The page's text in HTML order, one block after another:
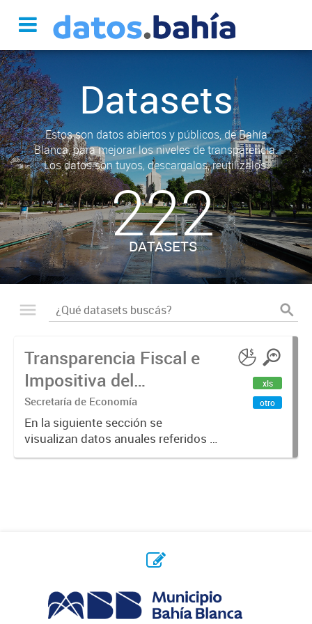
Datasets
Estos son datos abiertos y públicos, de Bahía
Blanca, para mejorar los niveles de transparencia.
Los datos son tuyos, descargalos, reutilizalos.
222
DATASETS
Transparencia Fiscal e
Impositiva del
Municipio. Año 2023
Secretaría de Economía
En la siguiente sección se
visualizan datos anuales referidos a
la transparencia fiscal e impositiva
xls
otro